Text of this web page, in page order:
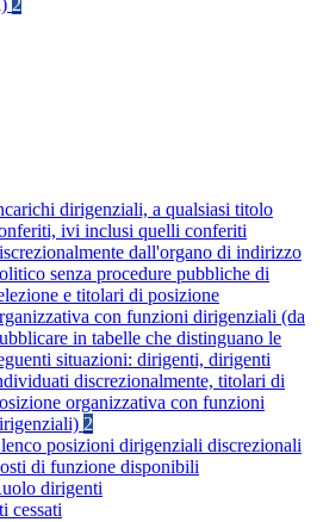
2
dirigenziali, a qualsiasi titolo
ivi inclusi quelli conferiti
dall'organo di indirizzo
senza procedure pubbliche di
e titolari di posizione
con funzioni dirigenziali (da
in tabelle che distinguano le
situazioni: dirigenti, dirigenti
discrezionalmente, titolari di
organizzativa con funzioni
2
posizioni dirigenziali discrezionali
di funzione disponibili
dirigenti
cessati